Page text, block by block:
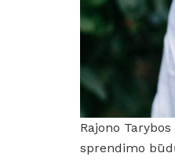
Rajono
sprendimo